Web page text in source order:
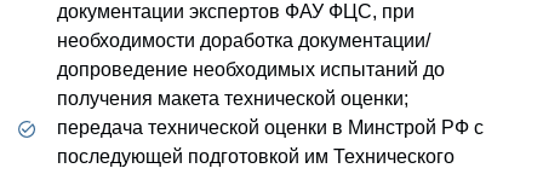
документации экспертов ФАУ ФЦС, при
необходимости доработка документации/
допроведение необходимых испытаний до
получения макета технической оценки;
передача технической оценки в Минстрой РФ с
последующей подготовкой им Технического